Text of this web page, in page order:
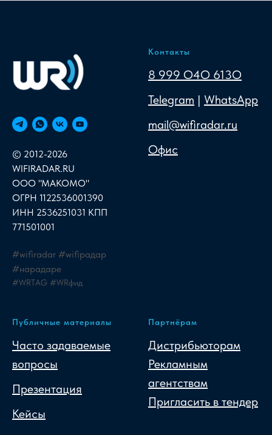
© 2012-2026
WIFIRADAR.RU
ООО "МАКОМО"
ОГРН 1122536001390
ИНН 2536251031 КПП
771501001
#wifiradar #wifiрадар
#нарадаре
#WRTAG #WRфид
Контакты
8 999 O4O 613O
Telegram | WhatsApp
mail@wifiradar.ru
Офис
Публичные материалы
Часто задаваемые
вопросы
Презентация
Кейсы
Партнёрам
Дистрибьюторам
Рекламным
агентствам
Пригласить в тендер